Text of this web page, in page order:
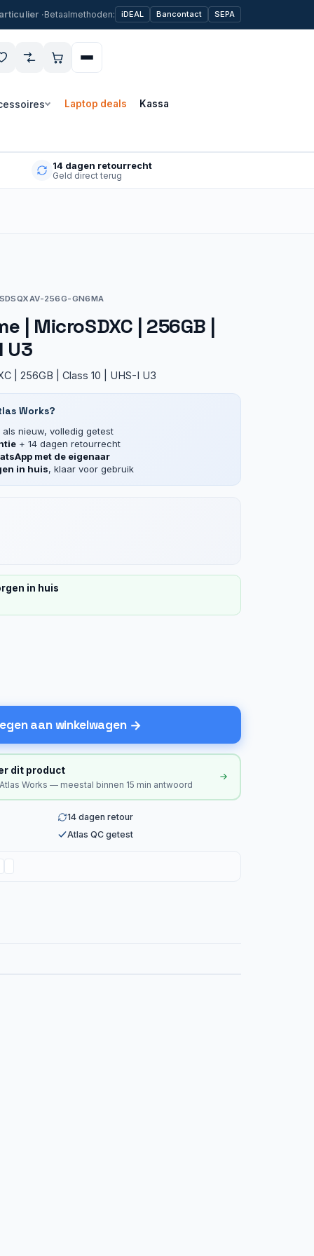
Betaalmethoden: iDEAL Bancontact SEPA
Laptop deals Kassa
14 dagen retourrecht
Geld direct terug
256G-GN6MA
| MicroSDXC | 256GB |
U3
| 256GB | Class 10 | UHS-I U3
Works?
nieuw, volledig getest
+ 14 dagen retourrecht
met de eigenaar
in huis, klaar voor gebruik
in huis
aan winkelwagen
dit product
Works — meestal binnen 15 min antwoord
14 dagen retour
Atlas QC getest